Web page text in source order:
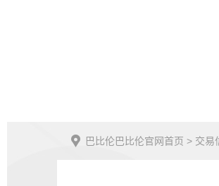
巴比伦巴比伦官网首页 > 交易